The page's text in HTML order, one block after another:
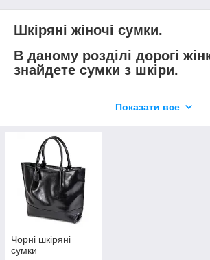
Шкіряні жіночі сумки.
В даному розділі дорогі
знайдете сумки з шкіри.
вони більш зносостійкі.
високої якості майже нічим не
шкірі. Такі сумки Ви також знайдете в
магазині.
Також Ви можете підібрати подарунок
розділчоловічі сумки
Показати все
Чорні шкіряні
сумки